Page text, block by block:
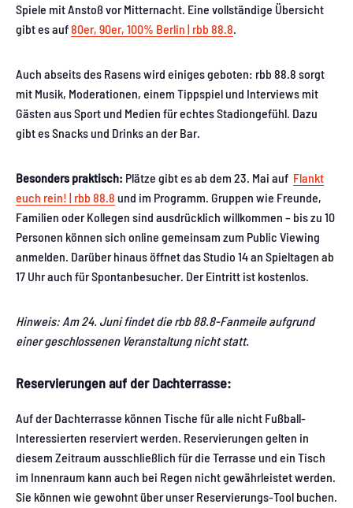
Spiele mit Anstoß vor Mitternacht. Eine vollständige Übersicht
gibt es auf80er, 90er, 100% Berlin | rbb 88.8.
Auch abseits des Rasens wird einiges geboten: rbb 88.8 sorgt
mit Musik, Moderationen, einem Tippspiel und Interviews mit
Gästen aus Sport und Medien für echtes Stadiongefühl. Dazu
gibt es Snacks und Drinks an der Bar.
Besonders praktisch: Plätze gibt es ab dem 23. Mai auf Flankt
euch rein! | rbb 88.8 und im Programm. Gruppen wie Freunde,
Familien oder Kollegen sind ausdrücklich willkommen – bis zu 10
Personen können sich online gemeinsam zum Public Viewing
anmelden. Darüber hinaus öffnet das Studio 14 an Spieltagen ab
17 Uhr auch für Spontanbesucher. Der Eintritt ist kostenlos.
Hinweis: Am 24. Juni findet die rbb 88.8-Fanmeile aufgrund
einer geschlossenen Veranstaltung nicht statt.
Reservierungen auf der Dachterrasse:
Auf der Dachterrasse können Tische für alle nicht Fußball-
Interessierten reserviert werden. Reservierungen gelten in
diesem Zeitraum ausschließlich für die Terrasse und ein Tisch
im Innenraum kann auch bei Regen nicht gewährleistet werden.
Sie können wie gewohnt über unser Reservierungs-Tool buchen.